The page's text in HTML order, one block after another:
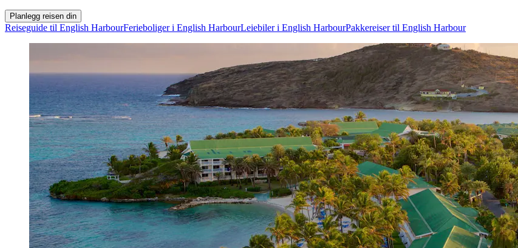
Planlegg reisen din
Reiseguide til English HarbourFerieboliger i English HarbourLeiebiler i English HarbourPakkereiser til English Harbour